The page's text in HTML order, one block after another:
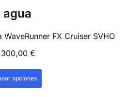
agua
WaveRunner FX Cruiser SVHO
300,00 €
opciones